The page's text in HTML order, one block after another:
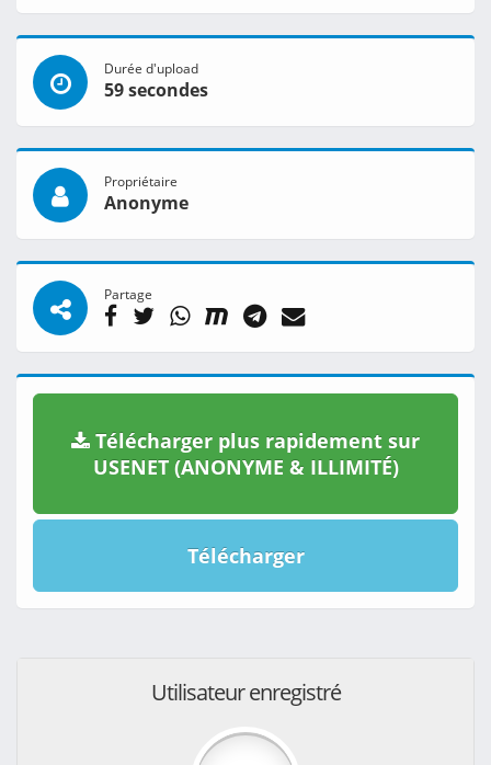
Durée d'upload
59 secondes
Propriétaire
Anonyme
Partage
Télécharger plus rapidement sur
USENET (ANONYME & ILLIMITÉ)
Télécharger
Utilisateur enregistré